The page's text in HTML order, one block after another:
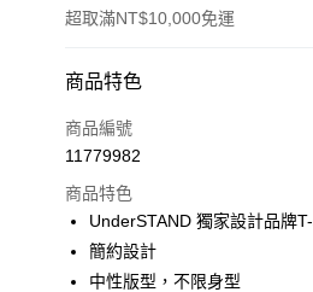
超取滿NT$10,000免運
付款方式
信用卡一次付款
LINE Pay
Apple Pay
商品特色
商品編號
11779982
商品特色
UnderSTAND 獨家設計品牌
簡約設計
中性版型，不限身型